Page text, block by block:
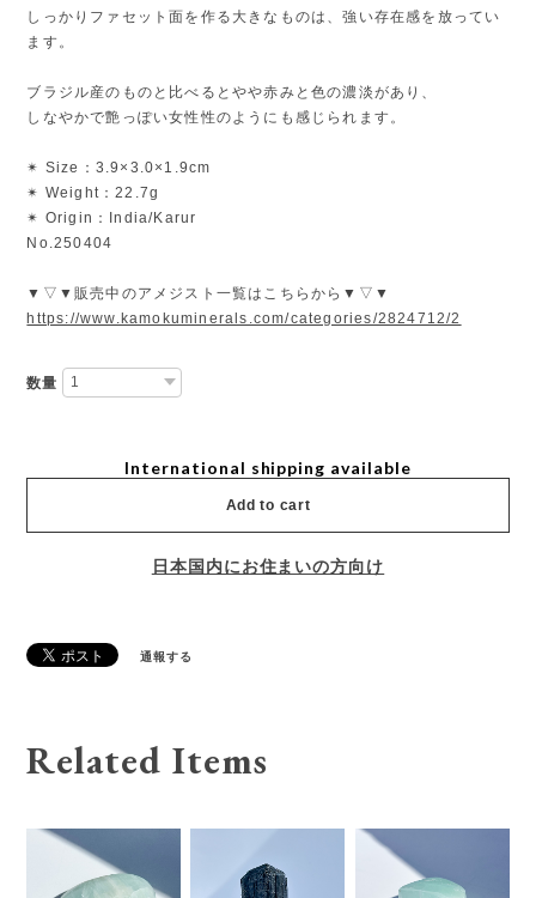
しっかりファセット面を作る大きなものは、強い存在感を放ってい
ます。
ブラジル産のものと比べるとやや赤みと色の濃淡があり、
しなやかで艶っぽい女性性のようにも感じられます。
✴︎ Size：3.9×3.0×1.9cm
✴︎ Weight：22.7g
✴︎ Origin：India/Karur
No.250404
▼▽▼販売中のアメジスト一覧はこちらから▼▽▼
https://www.kamokuminerals.com/categories/2824712/2
数量
International shipping available
Add to cart
日本国内にお住まいの方向け
通報する
Related Items